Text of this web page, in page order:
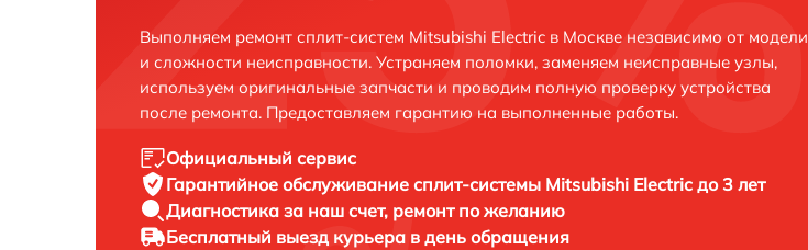
Выполняем ремонт сплит-систем Mitsubishi Electric в Москве независимо от модели
и сложности неисправности. Устраняем поломки, заменяем неисправные узлы,
используем оригинальные запчасти и проводим полную проверку устройства
после ремонта. Предоставляем гарантию на выполненные работы.
Официальный сервис
Гарантийное обслуживание сплит-системы Mitsubishi Electric до 3 лет
Диагностика за наш счет, ремонт по желанию
Бесплатный выезд курьера в день обращения